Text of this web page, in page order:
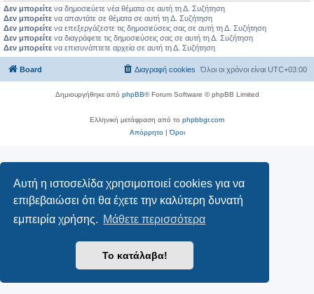
Αυτή η ιστοσελίδα χρησιμοποιεί cookies για να
επιβεβαιώσει ότι θα έχετε την καλύτερη δυνατή
εμπειρία χρήσης. Μάθετε περισσότερα
Το κατάλαβα!
Δεν μπορείτε να δημοσιεύετε νέα θέματα σε αυτή τη Δ. Συζήτηση
Δεν μπορείτε να απαντάτε σε θέματα σε αυτή τη Δ. Συζήτηση
Δεν μπορείτε να επεξεργάζεστε τις δημοσιεύσεις σας σε αυτή τη Δ. Συζήτηση
Δεν μπορείτε να διαγράφετε τις δημοσιεύσεις σας σε αυτή τη Δ. Συζήτηση
Δεν μπορείτε να επισυνάπτετε αρχεία σε αυτή τη Δ. Συζήτηση
Board Όλοι οι χρόνοι είναι UTC+03:00
Διαγραφή cookies
Δημιουργήθηκε από phpBB® Forum Software © phpBB Limited
Ελληνική μετάφραση από το phpbbgr.com
Απόρρητο|Όροι